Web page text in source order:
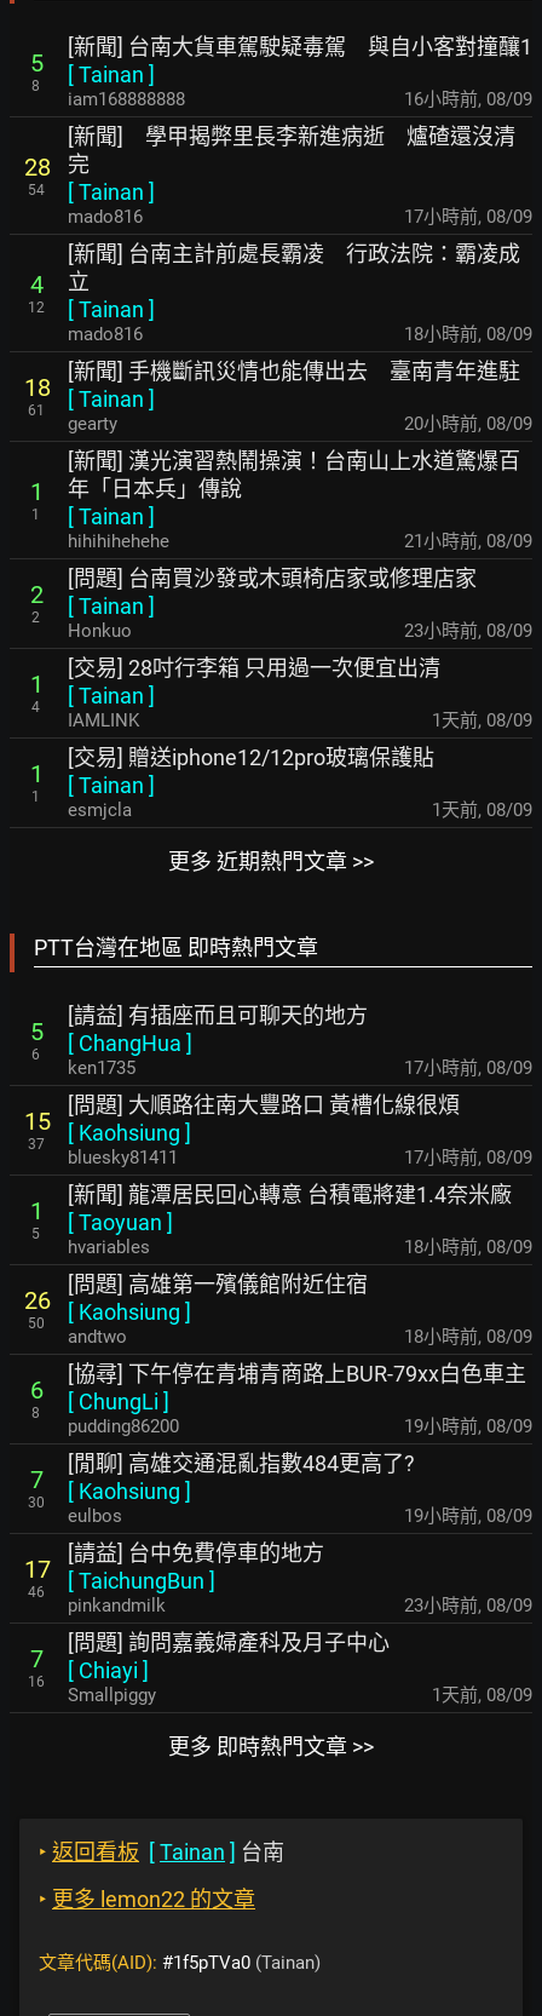
5
8
[新聞] 台南大貨車駕駛疑毒駕 與自小客對撞釀1
[Tainan ]
iam168888888 16小時前, 08/09
28
54
[新聞] 學甲揭弊里長李新進病逝 爐碴還沒清
完
[Tainan ]
mado816 17小時前, 08/09
4
12
[新聞] 台南主計前處長霸凌 行政法院：霸凌成
立
[Tainan ]
mado816 18小時前, 08/09
18
61
[新聞] 手機斷訊災情也能傳出去 臺南青年進駐
[Tainan ]
gearty 20小時前, 08/09
1
1
[新聞] 漢光演習熱鬧操演！台南山上水道驚爆百
年「日本兵」傳說
[Tainan ]
hihihihehehe 21小時前, 08/09
2
2
[問題] 台南買沙發或木頭椅店家或修理店家
[Tainan ]
Honkuo 23小時前, 08/09
1
4
[交易] 28吋行李箱 只用過一次便宜出清
[Tainan ]
IAMLINK 1天前, 08/09
1
1
[交易] 贈送iphone12/12pro玻璃保護貼
[Tainan ]
esmjcla 1天前, 08/09
更多 近期熱門文章 >>
PTT台灣在地區 即時熱門文章
5
6
[請益] 有插座而且可聊天的地方
[ ChangHua ]
ken1735 17小時前, 08/09
15
37
[問題] 大順路往南大豐路口 黃槽化線很煩
[ Kaohsiung ]
bluesky81411 17小時前, 08/09
1
5
[新聞] 龍潭居民回心轉意 台積電將建1.4奈米廠
[Taoyuan ]
hvariables 18小時前, 08/09
26
50
[問題] 高雄第一殯儀館附近住宿
[ Kaohsiung ]
andtwo 18小時前, 08/09
6
8
[協尋] 下午停在青埔青商路上BUR-79xx白色車主
[ ChungLi ]
pudding86200 19小時前, 08/09
7
30
[閒聊] 高雄交通混亂指數484更高了?
[ Kaohsiung ]
eulbos 19小時前, 08/09
17
46
[請益] 台中免費停車的地方
[TaichungBun ]
pinkandmilk 23小時前, 08/09
7
16
[問題] 詢問嘉義婦產科及月子中心
[ Chiayi ]
Smallpiggy 1天前, 08/09
更多 即時熱門文章 >>
‣ 返回看板 [Tainan ] 台南
‣ 更多 lemon22 的文章
文章代碼(AID): #1f5pTVa0 (Tainan)